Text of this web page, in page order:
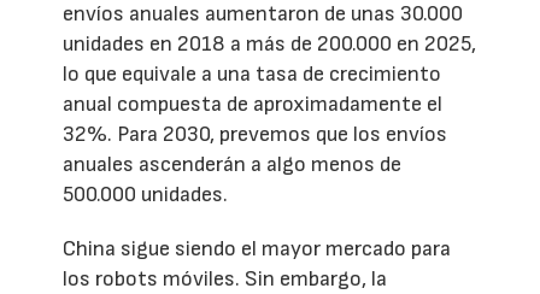
envíos anuales aumentaron de unas 30.000
unidades en 2018 a más de 200.000 en 2025,
lo que equivale a una tasa de crecimiento
anual compuesta de aproximadamente el
32%. Para 2030, prevemos que los envíos
anuales ascenderán a algo menos de
500.000 unidades.
China sigue siendo el mayor mercado para
los robots móviles. Sin embargo, la